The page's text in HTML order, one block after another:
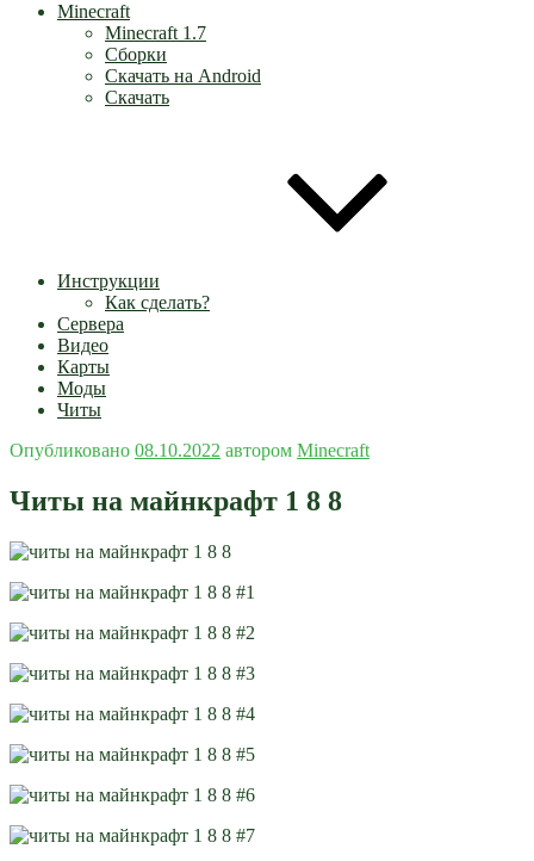
Minecraft
Minecraft 1.7
Сборки
Скачать на Android
Скачать
Инструкции
Как сделать?
Сервера
Видео
Карты
Моды
Читы
Опубликовано 08.10.2022 автором Minecraft
Читы на майнкрафт 1 8 8